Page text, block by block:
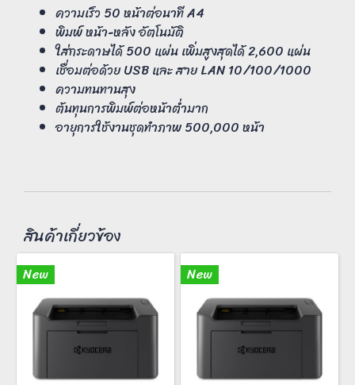
ความเร็ว 50 หน้าต่อนาที A4
พิมพ์ หน้า-หลัง อัตโนมัติ
ใส่กระดาษได้ 500 แผ่น เพิ่มสูงสุดได้ 2,600 แผ่น
เชื่อมต่อด้วย USB และ สาย LAN 10/100/1000
ความทนทานสุง
ต้นทุนการพิมพ์ต่อหน้าต่ำมาก
อายุการใช้งานชุดทำภาพ 500,000 หน้า
สินค้าเกี่ยวข้อง
New New